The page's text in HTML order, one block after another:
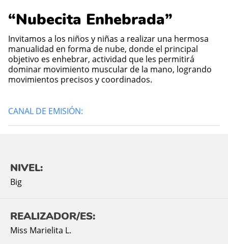
“Nubecita Enhebrada”
Invitamos a los niños y niñas a realizar una hermosa
manualidad en forma de nube, donde el principal
objetivo es enhebrar, actividad que les permitirá
dominar movimiento muscular de la mano, logrando
movimientos precisos y coordinados.
CANAL DE EMISIÓN:
NIVEL:
Big
REALIZADOR/ES:
Miss Marielita L.